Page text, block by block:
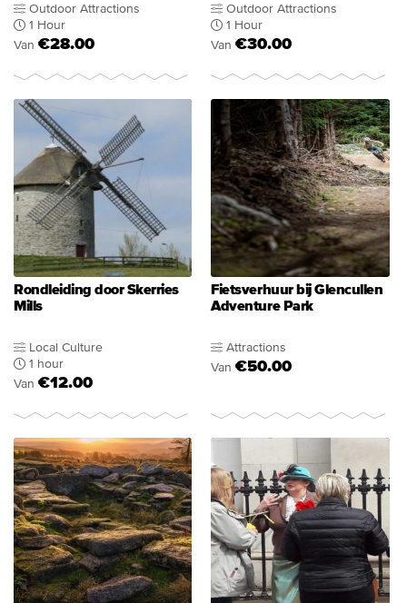
Outdoor Attractions
1 Hour
Van €28.00
Outdoor Attractions
1 Hour
Van €30.00
Rondleiding door Skerries
Mills
Local Culture
1 hour
Van €12.00
Fietsverhuur bij Glencullen
Adventure Park
Attractions
Van €50.00